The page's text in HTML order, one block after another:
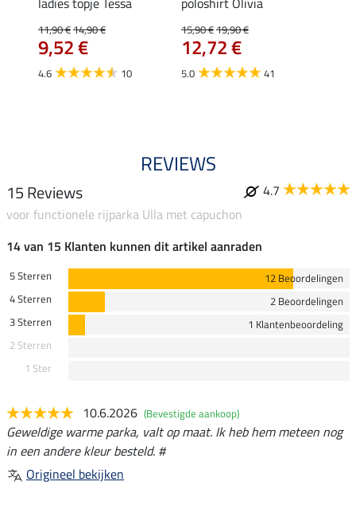
11,90 €14,90 €
9,52 €
4.6 10
15,90 €19,90 €
12,72 €
5.0 41
REVIEWS
15 Reviews
4.7
voor functionele rijparka Ulla met capuchon
14 van 15 Klanten kunnen dit artikel aanraden
5 Sterren
12 Beoordelingen
4 Sterren
2 Beoordelingen
3 Sterren
1 Klantenbeoordeling
2 Sterren
1 Ster
10.6.2026 (Bevestigde aankoop)
Geweldige warme parka, valt op maat. Ik heb hem meteen nog
in een andere kleur besteld. #
Origineel bekijken